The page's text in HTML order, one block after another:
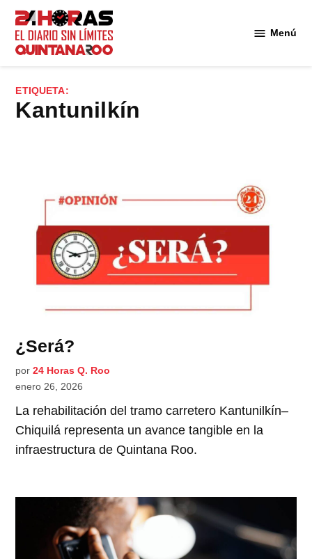
Saltar
contenido
Menú
ETIQUETA:
Kantunilkín
¿Será?
por 24 Horas Q. Roo
enero 26, 2026
La rehabilitación del tramo carretero Kantunilkín–
Chiquilá representa un avance tangible en la
infraestructura de Quintana Roo.